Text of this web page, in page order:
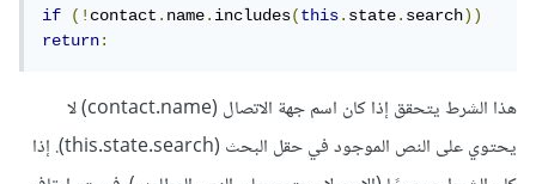
if (!contact.name.includes(this.state.search))
return:
هذا الشرط يتحقق إذا كان اسم جهة الاتصال (contact.name) لا
يحتوي على النص الموجود في حقل البحث (this.state.search). إذا